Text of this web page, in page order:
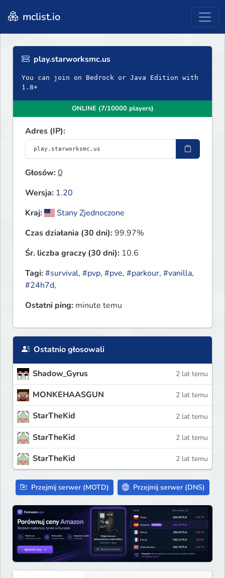
mclist.io
play.starworksmc.us
You can join on Bedrock or Java Edition with
1.8+
ONLINE (7/10000 players)
Adres (IP):
Głosów:0
Wersja: 1.20
Kraj:
Stany Zjednoczone
Czas działania (30 dni):99.97%
Śr. liczba graczy (30 dni): 10.6
Tagi:#survival, #pvp, #pve, #parkour, #vanilla,
#24h7d,
Ostatni ping: minute temu
Ostatnio głosowali
Shadow_Gyrus 2 lat temu
MONKEHAASGUN 2 lat temu
StarTheKid 2 lat temu
StarTheKid 2 lat temu
StarTheKid 2 lat temu
Przejmij serwer (MOTD) Przejmij serwer (DNS)